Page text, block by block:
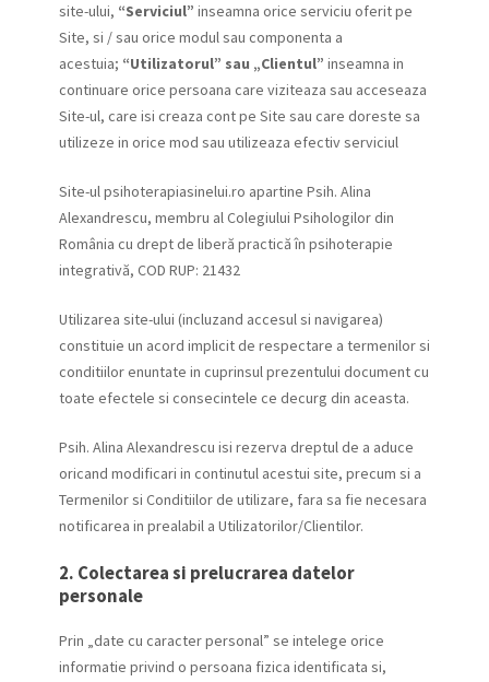
site-ului, “Serviciul” inseamna orice serviciu oferit pe
Site, si / sau orice modul sau componenta a
acestuia; “Utilizatorul” sau „Clientul” inseamna in
continuare orice persoana care viziteaza sau acceseaza
Site-ul, care isi creaza cont pe Site sau care doreste sa
utilizeze in orice mod sau utilizeaza efectiv serviciul
Site-ul psihoterapiasinelui.ro apartine Psih. Alina
Alexandrescu, membru al Colegiului Psihologilor din
România cu drept de liberă practică în psihoterapie
integrativă, COD RUP: 21432
Utilizarea site-ului (incluzand accesul si navigarea)
constituie un acord implicit de respectare a termenilor si
conditiilor enuntate in cuprinsul prezentului document cu
toate efectele si consecintele ce decurg din aceasta.
Psih. Alina Alexandrescu isi rezerva dreptul de a aduce
oricand modificari in continutul acestui site, precum si a
Termenilor si Conditiilor de utilizare, fara sa fie necesara
notificarea in prealabil a Utilizatorilor/Clientilor.
2. Colectarea si prelucrarea datelor
personale
Prin „date cu caracter personal” se intelege orice
informatie privind o persoana fizica identificata si,